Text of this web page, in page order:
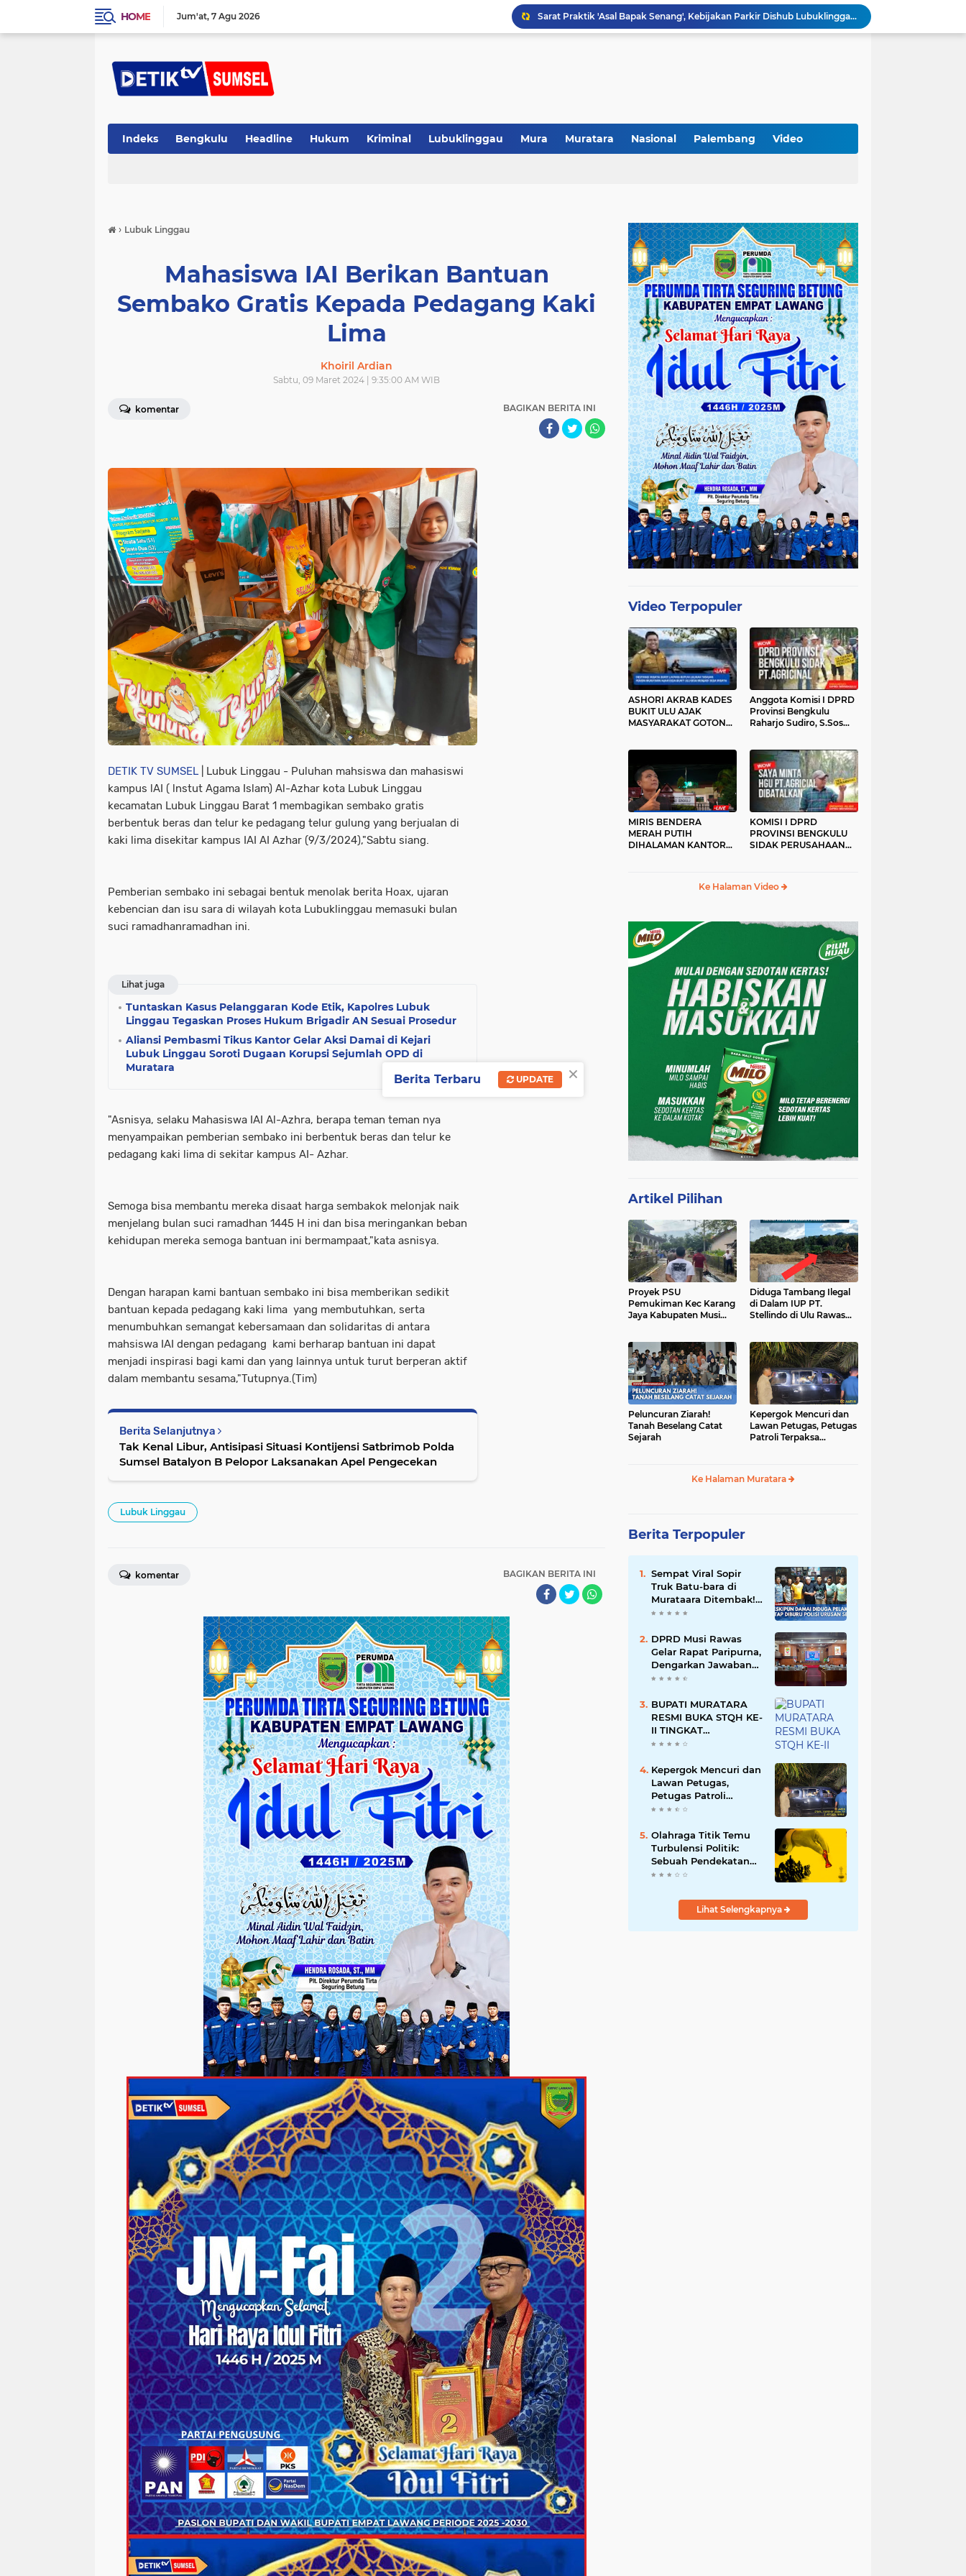
HOME Jum'at 7 Agu 2026
Lantik Pejabat Baru, JM Bupati Empat Lawang: Jabatan Adalah Amanah, Segera Berinovasi Demi Empat Lawang MADANI!
KAMMI Muratara Dukung MUI dalam Upaya Penegakan Hukum terhadap Aktivitas LGBT
Tingkatkan Kualitas Insan Pers, PWI Musi Rawas Gelar Pelatihan Jurnalistik Berbasis Kompetensi dan Storytelling.
Indeks Bengkulu Headline Hukum Kriminal Lubuklinggau Mura Muratara Nasional Palembang Video
› Lubuk Linggau
Mahasiswa IAI Berikan Bantuan
Sembako Gratis Kepada Pedagang Kaki
Lima
Khoiril Ardian
Sabtu, 09 Maret 2024 | 9:35:00 AM WIB
komentar BAGIKAN BERITA INI
DETIK TV SUMSEL | Lubuk Linggau - Puluhan mahsiswa dan mahasiswi
kampus lAI ( lnstut Agama Islam) Al-Azhar kota Lubuk Linggau
kecamatan Lubuk Linggau Barat 1 membagikan sembako gratis
berbentuk beras dan telur ke pedagang telur gulung yang berjualan di
kaki lima disekitar kampus IAI AI Azhar (9/3/2024),"Sabtu siang.
Pemberian sembako ini sebagai bentuk menolak berita Hoax, ujaran
kebencian dan isu sara di wilayah kota Lubuklinggau memasuki bulan
suci ramadhanramadhan ini.
Lihat juga
Tuntaskan Kasus Pelanggaran Kode Etik, Kapolres Lubuk
Linggau Tegaskan Proses Hukum Brigadir AN Sesuai Prosedur
Aliansi Pembasmi Tikus Kantor Gelar Aksi Damai di Kejari
Lubuk Linggau Soroti Dugaan Korupsi Sejumlah OPD di
Muratara
"Asnisya, selaku Mahasiswa IAI Al-Azhra, berapa teman teman nya
menyampaikan pemberian sembako ini berbentuk beras dan telur ke
pedagang kaki lima di sekitar kampus AI- Azhar.
Semoga bisa membantu mereka disaat harga sembakok melonjak naik
menjelang bulan suci ramadhan 1445 H ini dan bisa meringankan beban
kehidupan mereka semoga bantuan ini bermampaat,"kata asnisya.
Dengan harapan kami bantuan sembako ini bisa memberikan sedikit
bantuan kepada pedagang kaki lima yang membutuhkan, serta
menumbuhkan semangat kebersamaan dan solidaritas di antara
mahsiswa IAI dengan pedagang kami berharap bantuan ini dapat
menjadi inspirasi bagi kami dan yang lainnya untuk turut berperan aktif
dalam membantu sesama,"Tutupnya.(Tim)
Berita Selanjutnya
Tak Kenal Libur, Antisipasi Situasi Kontijensi Satbrimob Polda
Sumsel Batalyon B Pelopor Laksanakan Apel Pengecekan
Lubuk Linggau
BAGIKAN BERITA INI
komentar
Video Terpopuler
ASHORI AKRAB KADES
BUKIT ULU AJAK
MASYARAKAT GOTONG
Anggota Komisi I DPRD
Provinsi Bengkulu
Raharjo Sudiro, S.Sos
MIRIS BENDERA
MERAH PUTIH
DIHALAMAN KANTOR
KOMISI I DPRD
PROVINSI BENGKULU
SIDAK PERUSAHAAN
Ke Halaman Video
Artikel Pilihan
Proyek PSU
Pemukiman Kec Karang
Jaya Kabupaten Musi
Diduga Tambang Ilegal
di Dalam IUP PT.
Stellindo di Ulu Rawas
Peluncuran Ziarah!
Tanah Beselang Catat
Sejarah
Kepergok Mencuri dan
Lawan Petugas, Petugas
Patroli Terpaksa
Ke Halaman Muratara
Berita Terpopuler
Sempat Viral Sopir
Truk Batu-bara di
Murataara Ditembak!
Namun Dikabarkan
DPRD Musi Rawas
Gelar Rapat Paripurna,
Dengarkan Jawaban
Eksekutif Atas 4
BUPATI MURATARA
RESMI BUKA STQH KE-
II TINGKAT
KABUPATEN
Kepergok Mencuri dan
Lawan Petugas,
Petugas Patroli
Terpaksa Lumpuhkan
Olahraga Titik Temu
Turbulensi Politik:
Sebuah Pendekatan
Batalnya Tuan Rumah
Lihat Selengkapnya
×
Berita Terbaru UPDATE